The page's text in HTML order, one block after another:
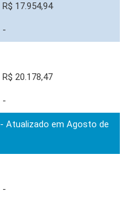
R$ 17.954,94
-
R$ 20.178,47
-
- Atualizado em Agosto de
-